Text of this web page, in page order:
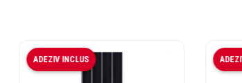
ADEZIV INCLUS ADEZIV